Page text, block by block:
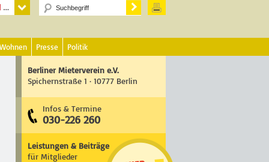
Presse Politik
Berliner Mieterverein e.V.
Spichernstraße 1 · 10777 Berlin
Infos & Termine
030-226 260
Leistungen & Beiträge
für Mitglieder